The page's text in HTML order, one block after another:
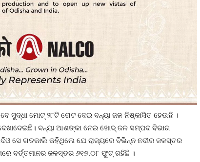
ସୁଦ୍ଧା ମୋଟ୍ ୨୮ଟି ଗେଟ ଦେଇ ବନ୍ୟା ଜଳ ନିଷ୍କାସିତ ହେଉଛି ।
ବନ୍ୟା ଆଶଙ୍କା ନେଇ ଖୋଦ୍ ଜଳ ସମ୍ପଦ ବିଭାଗ
ସେ ଗତକାଲି କହିଥିଲେ ଯେ ରାଜ୍ୟରେ ବିଭିନ୍ନ ନଦୀର ଜଳସ୍ତର
ବର୍ତ୍ତମାନର ଜଳସ୍ତର ୬୧୭.୦୮ ଫୁଟ୍ ରହିଛି ।